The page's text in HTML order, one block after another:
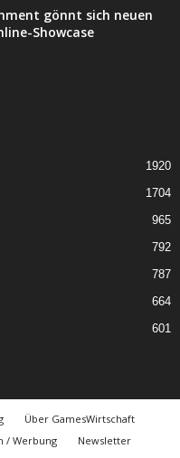
gönnt sich neuen
Showcase
1920
1704
965
792
787
664
601
Über GamesWirtschaft
/ Werbung Newsletter